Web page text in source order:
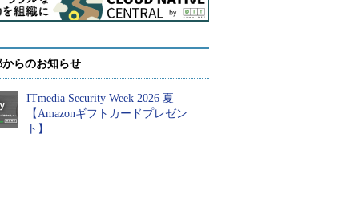
らのお知らせ
ITmedia Security Week 2026 夏
【Amazonギフトカードプレゼン
ト】